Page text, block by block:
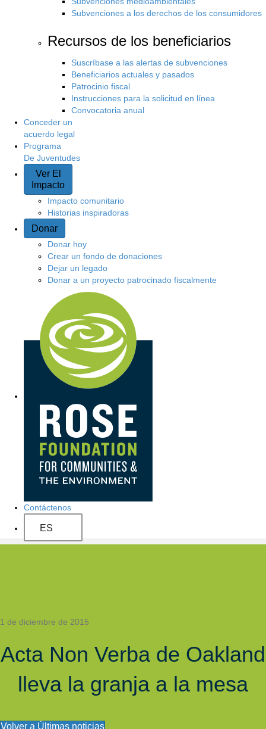
Subvenciones a los derechos de los consumidores
Recursos de los beneficiarios
Suscríbase a las alertas de subvenciones
Beneficiarios actuales y pasados
Patrocinio fiscal
Instrucciones para la solicitud en línea
Convocatoria anual
Conceder un
acuerdo legal
Programa
De Juventudes
Ver El
Impacto
Impacto comunitario
Historias inspiradoras
Donar
Donar hoy
Crear un fondo de donaciones
Dejar un legado
Donar a un proyecto patrocinado fiscalmente
Navegación del sitio
Contáctenos
ES
1 de diciembre de 2015
Acta Non Verba de Oakland
lleva la granja a la mesa
Volver a Últimas noticias